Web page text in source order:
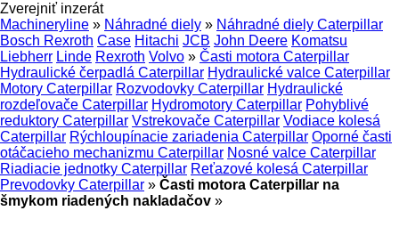
Zverejniť inzerát
Machineryline » Náhradné diely » Náhradné diely Caterpillar
Bosch Rexroth Case Hitachi JCB John Deere Komatsu
Liebherr Linde Rexroth Volvo » Časti motora Caterpillar
Hydraulické čerpadlá Caterpillar Hydraulické valce Caterpillar
Motory Caterpillar Rozvodovky Caterpillar Hydraulické
rozdeľovače Caterpillar Hydromotory Caterpillar Pohyblivé
reduktory Caterpillar Vstrekovače Caterpillar Vodiace kolesá
Caterpillar Rýchloupínacie zariadenia Caterpillar Oporné časti
otáčacieho mechanizmu Caterpillar Nosné valce Caterpillar
Riadiacie jednotky Caterpillar Reťazové kolesá Caterpillar
Prevodovky Caterpillar » Časti motora Caterpillar na
šmykom riadených nakladačov »